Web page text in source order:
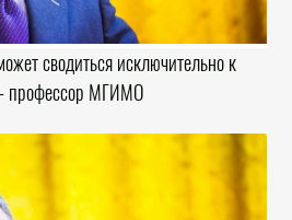
сводиться исключительно к
профессор МГИМО